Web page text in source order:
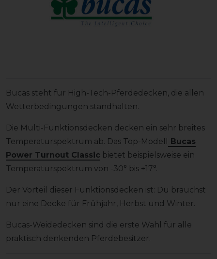
Bucas steht für High-Tech-Pferdedecken, die allen
Wetterbedingungen standhalten.
Die Multi-Funktionsdecken decken ein sehr breites
Temperaturspektrum ab. Das Top-Modell
Bucas
Power Turnout Classic bietet beispielsweise ein
Temperaturspektrum von -30° bis +17°.
Der Vorteil dieser Funktionsdecken ist: Du brauchst
nur eine Decke für Frühjahr, Herbst und Winter.
Bucas-Weidedecken sind die erste Wahl für alle
praktisch denkenden Pferdebesitzer.